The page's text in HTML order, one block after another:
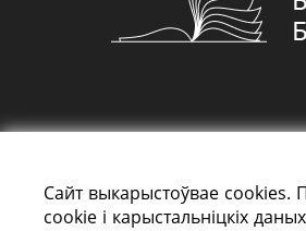
Сайт выкарыстоўвае cookies.
cookie і карыстальніцкіх